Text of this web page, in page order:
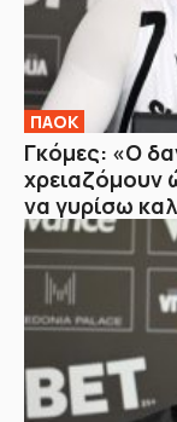
ΠΑΟΚ
Γκόμες: «Ο
χρειαζόμουν
να γυρίσω